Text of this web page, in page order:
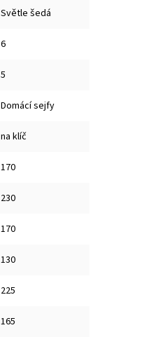
Světle šedá
6
5
Domácí sejfy
na klíč
170
230
170
130
225
165